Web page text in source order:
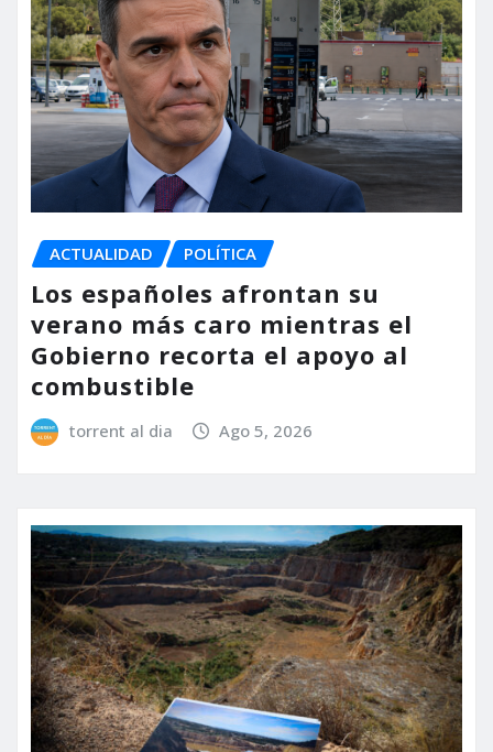
ACTUALIDAD POLÍTICA
Los españoles afrontan su
verano más caro mientras el
Gobierno recorta el apoyo al
combustible
torrent al dia Ago 5, 2026